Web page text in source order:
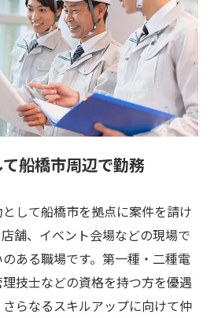
船橋市周辺で勤務
して船橋市を拠点に案件を請け
舗、イベント会場などの現場で
ある職場です。第一種・二種電
技士などの資格を持つ方を優遇
らなるスキルアップに向けて仲